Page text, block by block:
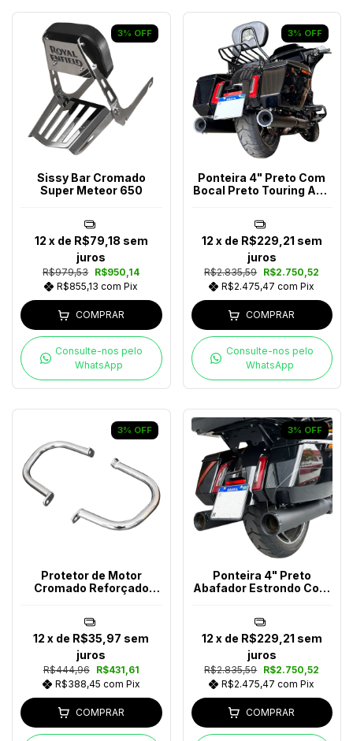
3% OFF
Sissy Bar Cromado
Super Meteor 650
R$979,53 R$950,14
R$855,13com Pix
12 x de R$79,18 sem
juros
COMPRAR
Consulte-nos pelo
WhatsApp
3% OFF
Ponteira 4" Preto Com
Bocal Preto Touring Ano
R$2.835,59 R$2.750,52
R$2.475,47com Pix
12 x de R$229,21 sem
juros
COMPRAR
Consulte-nos pelo
WhatsApp
3% OFF
Protetor de Motor
Cromado Reforçado
R$444,96
R$431,61
R$388,45 com Pix
12 x de R$35,97 sem
juros
COMPRAR
3% OFF
Ponteira 4" Preto
Abafador Estrondo Com
R$2.835,59 R$2.750,52
R$2.475,47com Pix
12 x de R$229,21 sem
juros
COMPRAR